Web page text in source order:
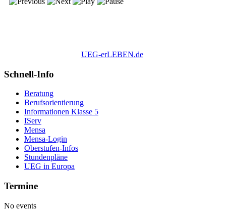
UEG-erLEBEN.de
Schnell-Info
Beratung
Berufsorientierung
Informationen Klasse 5
IServ
Mensa
Mensa-Login
Oberstufen-Infos
Stundenpläne
UEG in Europa
Termine
No events